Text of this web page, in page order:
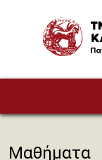
Image
Μαθήματα